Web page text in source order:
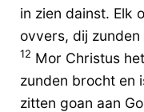
in zien dainst. Elk
ovvers, dij
12 Mor Christus
zunden brocht en
zitten goan aan